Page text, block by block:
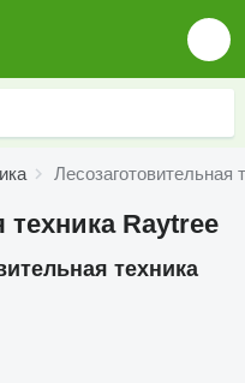
Лесозаготовительная
техника Raytree
техника